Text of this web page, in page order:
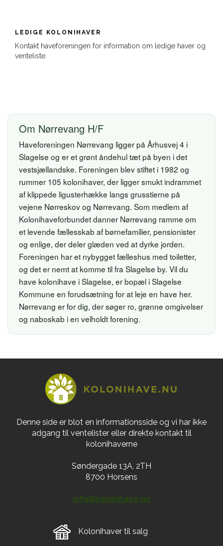
LEDIGE KOLONIHAVER
Kontakt haveforeningen for information om ledige haver og
venteliste.
Om Nørrevang H/F
Haveforeningen Nørrevang ligger på Århusvej 4 i
Slagelse og er et grønt åndehul tæt på byen i det
vestsjællandske. Foreningen blev stiftet i 1982 og
rummer 105 kolonihaver, der ligger smukt indrammet
af klippede ligusterhække langs grusstierne på
vejene Nørreskov og Nørrevang. Som medlem af
Kolonihaveforbundet danner Nørrevang ramme om
et levende fællesskab af børnefamilier, pensionister
og enlige, der deler glæden ved at dyrke jorden.
Foreningen har et nybygget fælleshus med toiletter,
og det er nemt at komme til fra Slagelse by. Vil du
have kolonihave i Slagelse, er bopæl i Slagelse
Kommune en forudsætning for at leje en have her.
Nørrevang er for dig, der søger ro, grønne omgivelser
og naboskab i en velholdt forening.
Denne side er blot en informationsside og vi har ikke
adgang til ventelister eller direkte kontakt til
kolonihaverne
Søndergade 13A, 2TH
8700 Horsens
info@kolonihave.nu
Kolonihaver til salg